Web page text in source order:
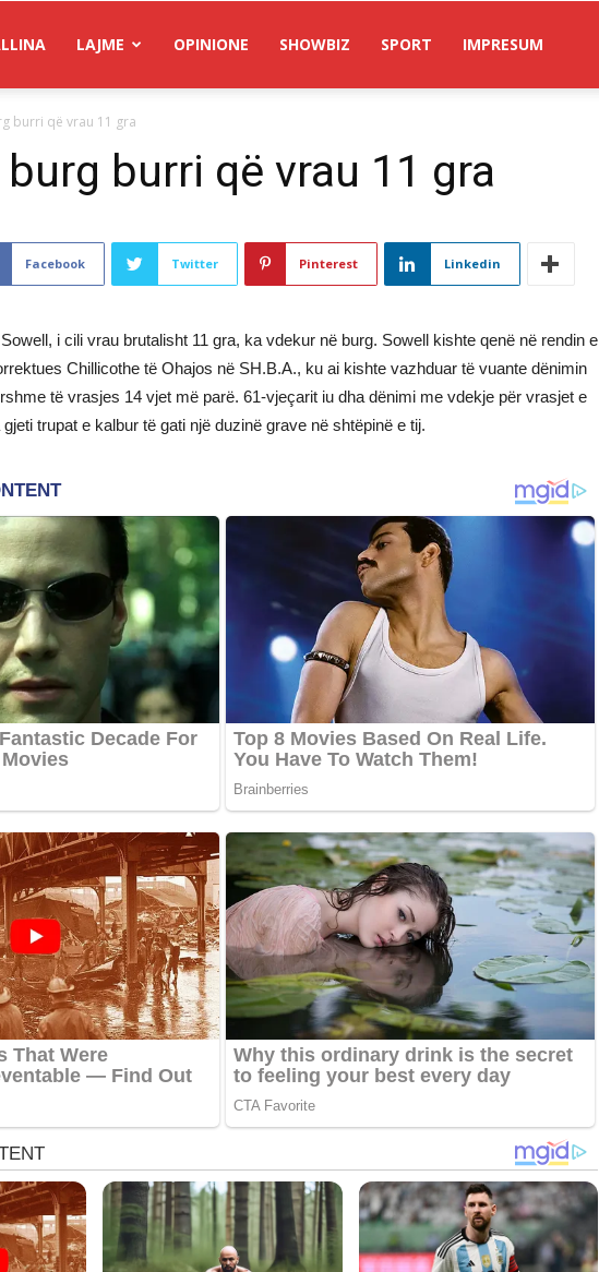
LAJME OPINIONE SHOWBIZ SPORT IMPRESUM
burri që vrau 11 gra
burri që vrau 11 gra
Facebook Twitter Pinterest Linkedin
i cili vrau brutalisht 11 gra, ka vdekur në burg. Sowell kishte qenë në rendin e
Chillicothe të Ohajos në SH.B.A., ku ai kishte vazhduar të vuante dënimin
të vrasjes 14 vjet më parë. 61-vjeçarit iu dha dënimi me vdekje për vrasjet e
trupat e kalbur të gati një duzinë grave në shtëpinë e tij.